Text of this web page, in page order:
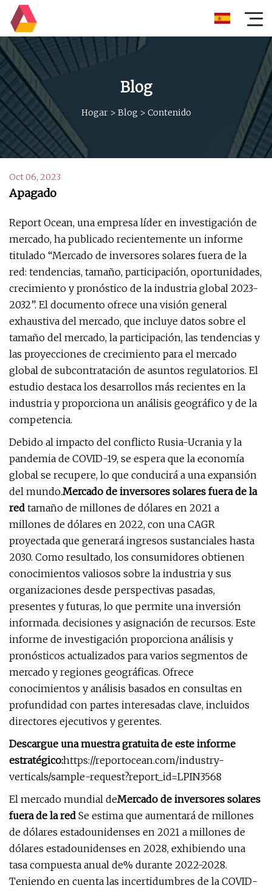
Blog
Hogar> Blog > Contenido
Oct 06, 2023
Apagado
Report Ocean, una empresa líder en investigación de
mercado, ha publicado recientemente un informe
titulado “Mercado de inversores solares fuera de la
red: tendencias, tamaño, participación, oportunidades,
crecimiento y pronóstico de la industria global 2023-
2032”. El documento ofrece una visión general
exhaustiva del mercado, que incluye datos sobre el
tamaño del mercado, la participación, las tendencias y
las proyecciones de crecimiento para el mercado
global de subcontratación de asuntos regulatorios. El
estudio destaca los desarrollos más recientes en la
industria y proporciona un análisis geográfico y de la
competencia.
Debido al impacto del conflicto Rusia-Ucrania y la
pandemia de COVID-19, se espera que la economía
global se recupere, lo que conducirá a una expansión
del mundo.Mercado de inversores solares fuera de la
red tamaño de millones de dólares en 2021 a
millones de dólares en 2022, con una CAGR
proyectada que generará ingresos sustanciales hasta
2030. Como resultado, los consumidores obtienen
conocimientos valiosos sobre la industria y sus
organizaciones desde perspectivas pasadas,
presentes y futuras, lo que permite una inversión
informada. decisiones y asignación de recursos. Este
informe de investigación proporciona análisis y
pronósticos actualizados para varios segmentos de
mercado y regiones geográficas. Ofrece
conocimientos y análisis basados ​​en consultas en
profundidad con partes interesadas clave, incluidos
directores ejecutivos y gerentes.
Descargue una muestra gratuita de este informe
estratégico:https://reportocean.com/industry-
verticals/sample-request?report_id=LPIN3568
El mercado mundial deMercado de inversores solares
fuera de la red Se estima que aumentará de millones
de dólares estadounidenses en 2021 a millones de
dólares estadounidenses en 2028, exhibiendo una
tasa compuesta anual de% durante 2022-2028.
Teniendo en cuenta las incertidumbres de la COVID-